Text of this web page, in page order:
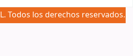
Todos los derechos reservados.